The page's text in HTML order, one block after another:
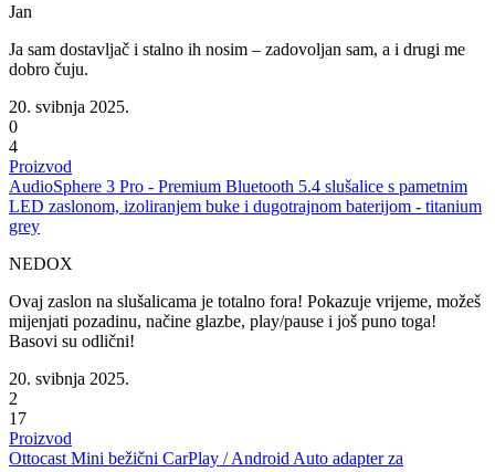
Jan
Ja sam dostavljač i stalno ih nosim – zadovoljan sam, a i drugi me
dobro čuju.
20. svibnja 2025.
0
4
Proizvod
AudioSphere 3 Pro - Premium Bluetooth 5.4 slušalice s pametnim
LED zaslonom, izoliranjem buke i dugotrajnom baterijom - titanium
grey
NEDOX
Ovaj zaslon na slušalicama je totalno fora! Pokazuje vrijeme, možeš
mijenjati pozadinu, načine glazbe, play/pause i još puno toga!
Basovi su odlični!
20. svibnja 2025.
2
17
Proizvod
Ottocast Mini bežični CarPlay / Android Auto adapter za